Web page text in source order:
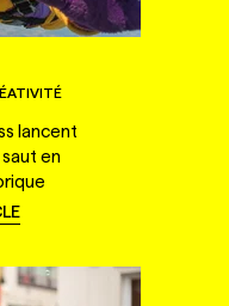
lancent
en